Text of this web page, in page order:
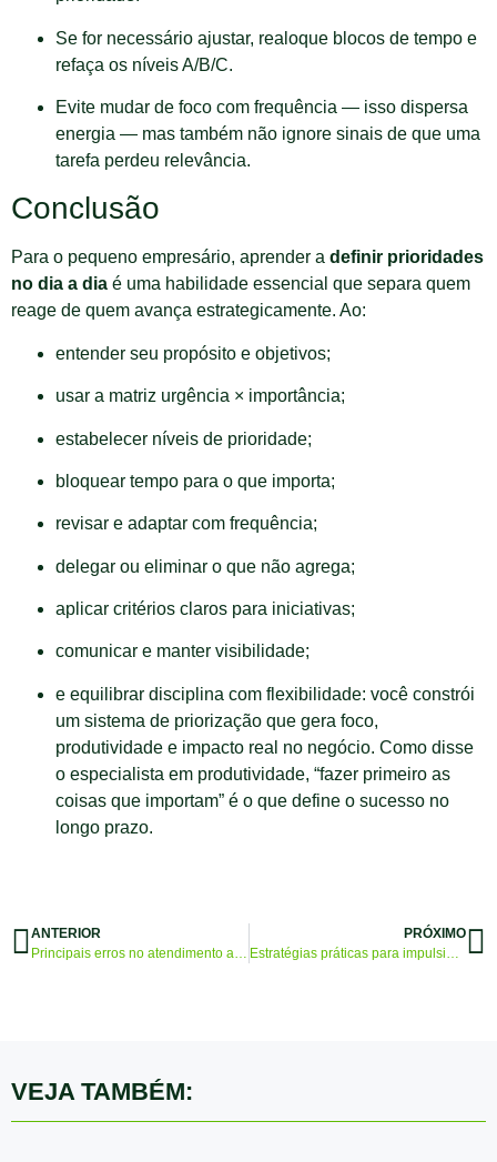
Se for necessário ajustar, realoque blocos de tempo e
refaça os níveis A/B/C.
Evite mudar de foco com frequência — isso dispersa
energia — mas também não ignore sinais de que uma
tarefa perdeu relevância.
Conclusão
Para o pequeno empresário, aprender a definir prioridades
no dia a dia é uma habilidade essencial que separa quem
reage de quem avança estrategicamente. Ao:
entender seu propósito e objetivos;
usar a matriz urgência × importância;
estabelecer níveis de prioridade;
bloquear tempo para o que importa;
revisar e adaptar com frequência;
delegar ou eliminar o que não agrega;
aplicar critérios claros para iniciativas;
comunicar e manter visibilidade;
e equilibrar disciplina com flexibilidade: você constrói
um sistema de priorização que gera foco,
produtividade e impacto real no negócio. Como disse
o especialista em produtividade, “fazer primeiro as
coisas que importam” é o que define o sucesso no
longo prazo.
ANTERIOR
Principais erros no atendimento ao cliente que prejudicam o seu negócio
PRÓXIMO
Estratégias práticas para impulsionar o crescimento do seu pequeno negócio
VEJA TAMBÉM: